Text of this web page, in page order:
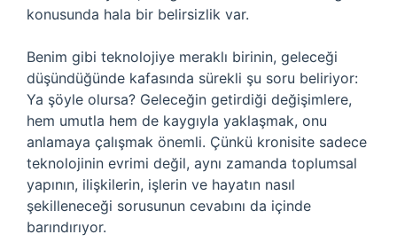
konusunda hala bir belirsizlik var.
Benim gibi teknolojiye meraklı birinin, geleceği
düşündüğünde kafasında sürekli şu soru beliriyor:
Ya şöyle olursa? Geleceğin getirdiği değişimlere,
hem umutla hem de kaygıyla yaklaşmak, onu
anlamaya çalışmak önemli. Çünkü kronisite sadece
teknolojinin evrimi değil, aynı zamanda toplumsal
yapının, ilişkilerin, işlerin ve hayatın nasıl
şekilleneceği sorusunun cevabını da içinde
barındırıyor.